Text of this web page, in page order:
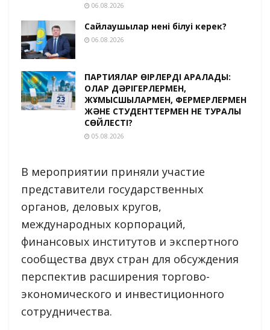
06.08.2026
Сайлаушылар нені білуі керек?
06.08.2026
ПАРТИЯЛАР ӨҢІРЛЕРДІ АРАЛАДЫ:
ОЛАР ДӘРІГЕРЛЕРМЕН,
ЖҰМЫСШЫЛАРМЕН, ФЕРМЕРЛЕРМЕН
ЖӘНЕ СТУДЕНТТЕРМЕН НЕ ТУРАЛЫ
СӨЙЛЕСТІ?
05.08.2026
В мероприятии приняли участие
представители государственных
органов, деловых кругов,
международных корпораций,
финансовых институтов и экспертного
сообщества двух стран для обсуждения
перспектив расширения торгово-
экономического и инвестиционного
сотрудничества.